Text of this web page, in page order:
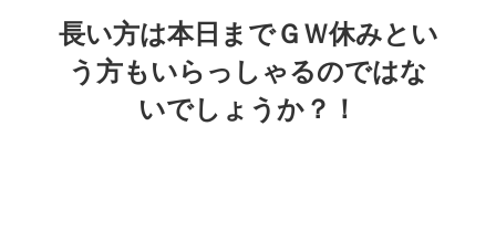
長い方は本日までＧＷ休みとい
う方もいらっしゃるのではな
いでしょうか？！